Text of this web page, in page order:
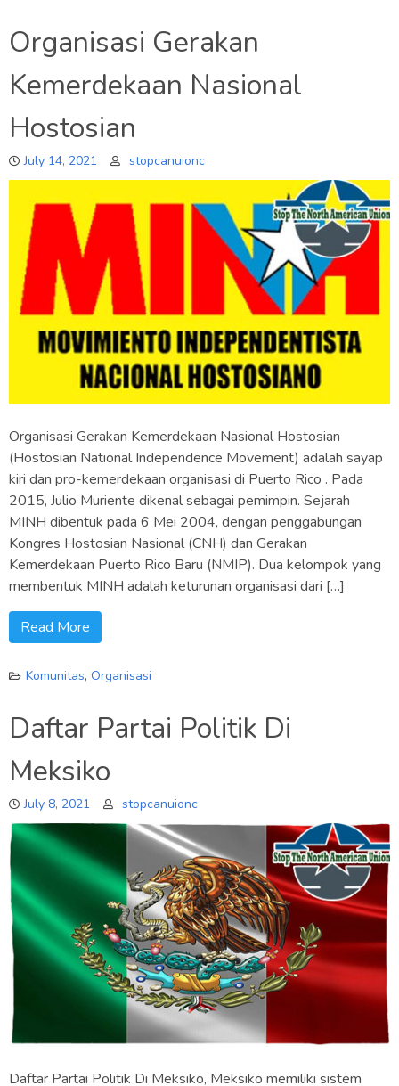
Organisasi Gerakan
Kemerdekaan Nasional
Hostosian
July 14, 2021 stopcanuionc
Organisasi Gerakan Kemerdekaan Nasional Hostosian
(Hostosian National Independence Movement) adalah sayap
kiri dan pro-kemerdekaan organisasi di Puerto Rico . Pada
2015, Julio Muriente dikenal sebagai pemimpin. Sejarah
MINH dibentuk pada 6 Mei 2004, dengan penggabungan
Kongres Hostosian Nasional (CNH) dan Gerakan
Kemerdekaan Puerto Rico Baru (NMIP). Dua kelompok yang
membentuk MINH adalah keturunan organisasi dari […]
Read More
Komunitas, Organisasi
Daftar Partai Politik Di
Meksiko
July 8, 2021 stopcanuionc
Daftar Partai Politik Di Meksiko, Meksiko memiliki sistem